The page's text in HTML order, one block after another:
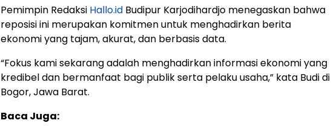
Pemimpin Redaksi Hallo.id Budipur Karjodihardjo menegaskan bahwa
reposisi ini merupakan komitmen untuk menghadirkan berita
ekonomi yang tajam, akurat, dan berbasis data.
“Fokus kami sekarang adalah menghadirkan informasi ekonomi yang
kredibel dan bermanfaat bagi publik serta pelaku usaha,” kata Budi di
Bogor, Jawa Barat.
Baca Juga: